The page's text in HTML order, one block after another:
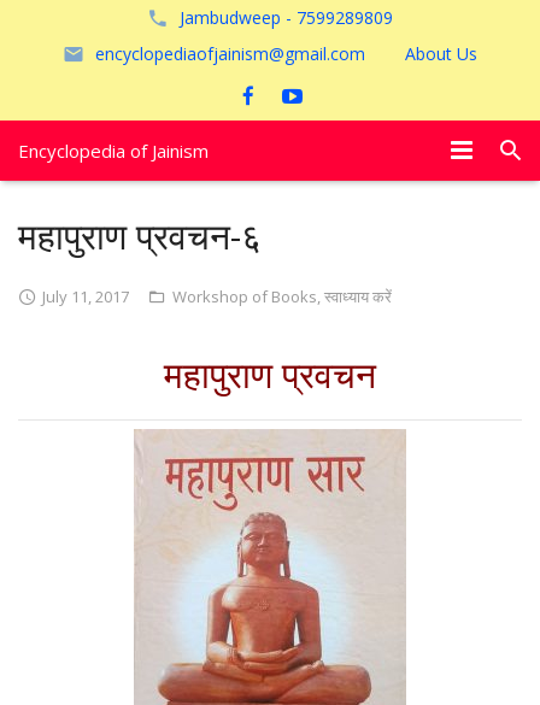
Jambudweep - 7599289809
encyclopediaofjainism@gmail.com
About Us
Encyclopedia of Jainism
महापुराण प्रवचन-६
July 11, 2017 Workshop of Books,स्वाध्याय करें
महापुराण प्रवचन